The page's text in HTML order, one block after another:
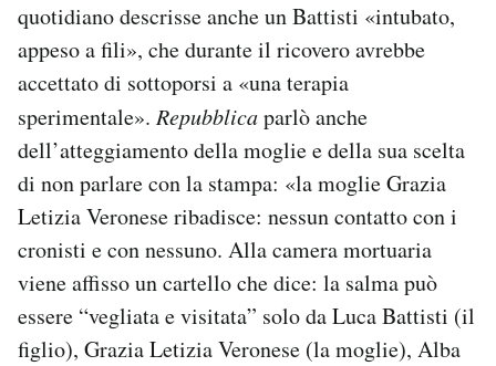
quotidiano descrisse anche un Battisti «intubato,
appeso a fili», che durante il ricovero avrebbe
accettato di sottoporsi a «una terapia
sperimentale». Repubblicaparlò anche
dell’atteggiamento della moglie e della sua scelta
di non parlare con la stampa: «la moglie Grazia
Letizia Veronese ribadisce: nessun contatto con i
cronisti e con nessuno. Alla camera mortuaria
viene affisso un cartello che dice: la salma può
essere “vegliata e visitata” solo da Luca Battisti (il
figlio), Grazia Letizia Veronese (la moglie), Alba